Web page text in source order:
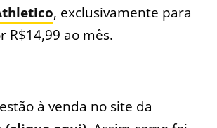
, exclusivamente para
R$14,99 ao mês.
à venda no site da